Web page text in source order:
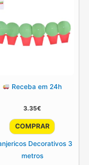
Receba em 24h
3.35€
COMPRAR
Decorativos 3
metros